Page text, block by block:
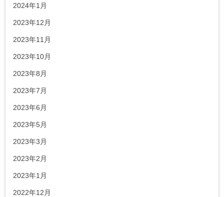
2024年1月
2023年12月
2023年11月
2023年10月
2023年8月
2023年7月
2023年6月
2023年5月
2023年3月
2023年2月
2023年1月
2022年12月